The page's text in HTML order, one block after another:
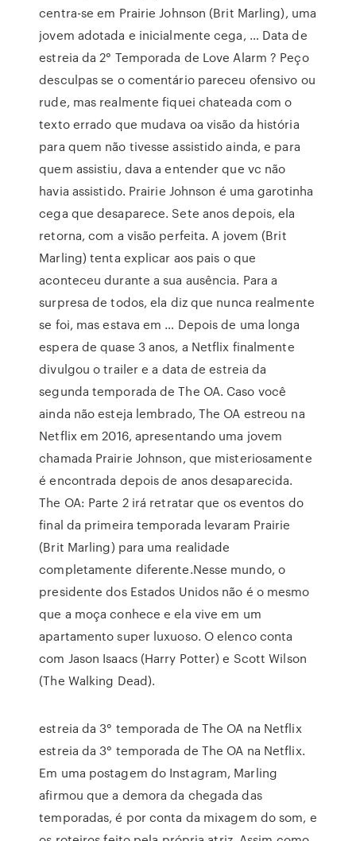
centra-se em Prairie Johnson (Brit Marling), uma
jovem adotada e inicialmente cega, … Data de
estreia da 2° Temporada de Love Alarm ? Peço
desculpas se o comentário pareceu ofensivo ou
rude, mas realmente fiquei chateada com o
texto errado que mudava oa visão da história
para quem não tivesse assistido ainda, e para
quem assistiu, dava a entender que vc não
havia assistido. Prairie Johnson é uma garotinha
cega que desaparece. Sete anos depois, ela
retorna, com a visão perfeita. A jovem (Brit
Marling) tenta explicar aos pais o que
aconteceu durante a sua ausência. Para a
surpresa de todos, ela diz que nunca realmente
se foi, mas estava em … Depois de uma longa
espera de quase 3 anos, a Netflix finalmente
divulgou o trailer e a data de estreia da
segunda temporada de The OA. Caso você
ainda não esteja lembrado, The OA estreou na
Netflix em 2016, apresentando uma jovem
chamada Prairie Johnson, que misteriosamente
é encontrada depois de anos desaparecida.
The OA: Parte 2 irá retratar que os eventos do
final da primeira temporada levaram Prairie
(Brit Marling) para uma realidade
completamente diferente.Nesse mundo, o
presidente dos Estados Unidos não é o mesmo
que a moça conhece e ela vive em um
apartamento super luxuoso. O elenco conta
com Jason Isaacs (Harry Potter) e Scott Wilson
(The Walking Dead).
estreia da 3° temporada de The OA na Netflix
estreia da 3° temporada de The OA na Netflix.
Em uma postagem do Instagram, Marling
afirmou que a demora da chegada das
temporadas, é por conta da mixagem do som, e